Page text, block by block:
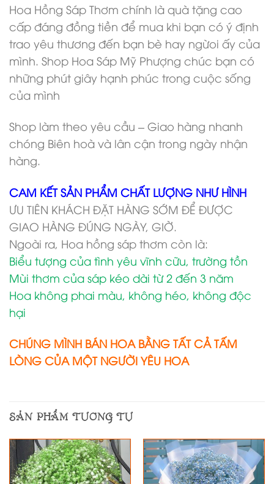
Hoa Hồng Sáp Thơm chính là quà tặng cao
cấp đáng đồng tiền để mua khi bạn có ý định
trao yêu thương đến bạn bè hay ngừoi ấy của
mình. Shop Hoa Sáp Mỹ Phượng chúc bạn có
những phút giây hạnh phúc trong cuộc sống
của mình
Shop làm theo yêu cầu – Giao hàng nhanh
chóng Biên hoà và lân cận trong ngày nhận
hàng.
CAM KẾT SẢN PHẨM CHẤT LƯỢNG NHƯ HÌNH
ƯU TIÊN KHÁCH ĐẶT HÀNG SỚM ĐỂ ĐƯỢC
GIAO HÀNG ĐÚNG NGÀY, GIỜ.
Ngoài ra, Hoa hồng sáp thơm còn là:
Biểu tượng của tình yêu vĩnh cữu, trường tồn
Mùi thơm của sáp kéo dài từ 2 đến 3 năm
Hoa không phai màu, không héo, không độc
hại
CHÚNG MÌNH BÁN HOA BẰNG TẤT CẢ TẤM
LÒNG CỦA MỘT NGƯỜI YÊU HOA
SẢN PHẨM TƯƠNG TỰ